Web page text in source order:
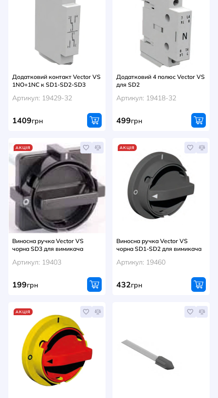
Додатковий контакт Vector VS
1NO+1NC к SD1-SD2-SD3
Артикул: 19429-32
1409грн
Додатковий 4 полюс Vector VS
для SD2
Артикул: 19418-32
499грн
АКЦІЯ
Виносна ручка Vector VS
чорна SD3 для вимикача
Артикул: 19403
199грн
АКЦІЯ
Виносна ручка Vector VS
чорна SD1-SD2 для вимикача
Артикул: 19460
432грн
АКЦІЯ